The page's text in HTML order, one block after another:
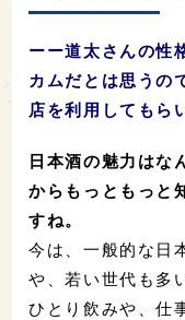
ーー道太さんの性
カムだとは思うの
店を利用してもら
日本酒の魅力はな
からもっともっと
すね。
今は、一般的な日
や、若い世代も多
ひとり飲みや、仕